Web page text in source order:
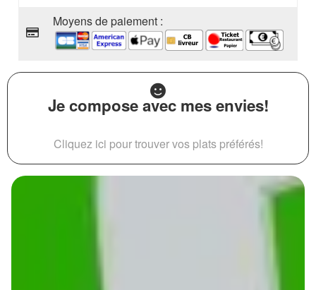
Moyens de paiement :
Je compose avec mes envies!
Cliquez ici pour trouver vos plats préférés!